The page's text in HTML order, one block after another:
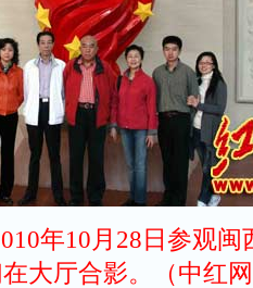
年10月28日参观闽
大厅合影。（中红